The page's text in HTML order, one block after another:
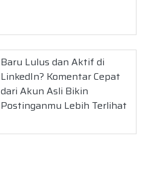
Baru Lulus dan Aktif di
LinkedIn? Komentar Cepat
dari Akun Asli Bikin
Postinganmu Lebih Terlihat